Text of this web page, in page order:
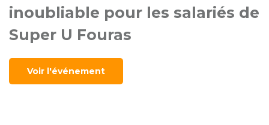
inoubliable pour les salariés de
Super U Fouras
Voir l'événement